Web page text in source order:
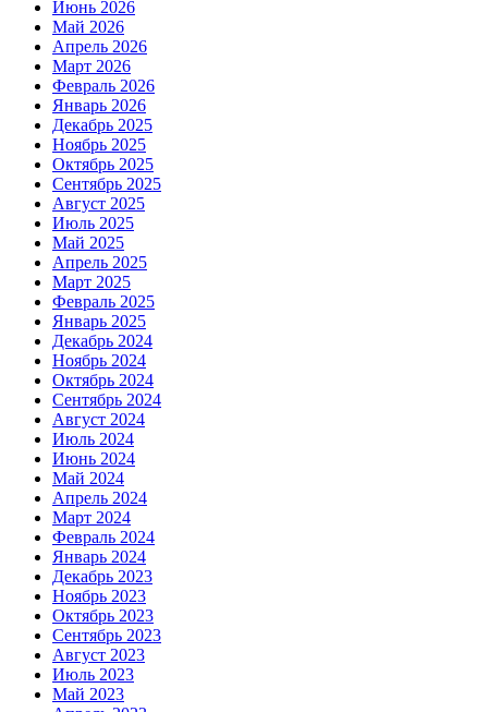
Июнь 2026
Май 2026
Апрель 2026
Март 2026
Февраль 2026
Январь 2026
Декабрь 2025
Ноябрь 2025
Октябрь 2025
Сентябрь 2025
Август 2025
Июль 2025
Май 2025
Апрель 2025
Март 2025
Февраль 2025
Январь 2025
Декабрь 2024
Ноябрь 2024
Октябрь 2024
Сентябрь 2024
Август 2024
Июль 2024
Июнь 2024
Май 2024
Апрель 2024
Март 2024
Февраль 2024
Январь 2024
Декабрь 2023
Ноябрь 2023
Октябрь 2023
Сентябрь 2023
Август 2023
Июль 2023
Май 2023